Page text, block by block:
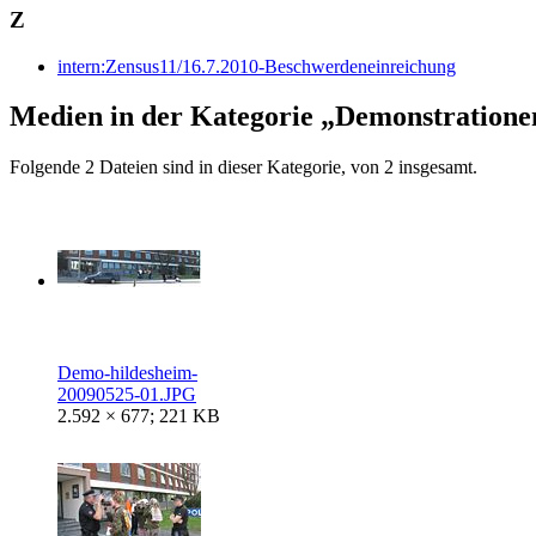
Z
intern:Zensus11/16.7.2010-Beschwerdeneinreichung
Medien in der Kategorie
Folgende 2 Dateien sind in dieser Kategorie, von 2 insgesamt.
Demo-hildesheim-
20090525-01.JPG
2.592 × 677; 221 KB